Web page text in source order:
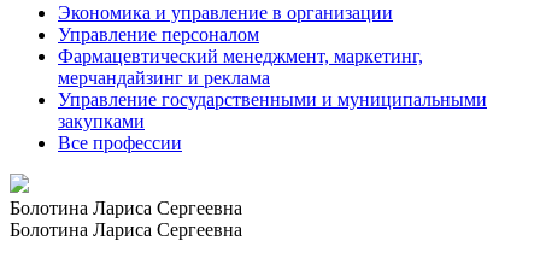
Экономика и управление в организации
Управление персоналом
Фармацевтический менеджмент, маркетинг,
мерчандайзинг и реклама
Управление государственными и муниципальными
закупками
Все профессии
Болотина Лариса Сергеевна
Болотина Лариса Сергеевна